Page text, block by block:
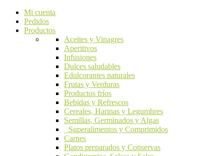
Mi cuenta
Pedidos
Productos
Aceites y Vinagres
Aperitivos
Infusiones
Dulces saludables
Edulcorantes naturales
Frutas y Verduras
Productos fríos
Bebidas y Refrescos
Cereales, Harinas y Legumbres
Semillas, Germinados y Algas
Superalimentos y Comprimidos
Carnes
Platos preparados y Conservas